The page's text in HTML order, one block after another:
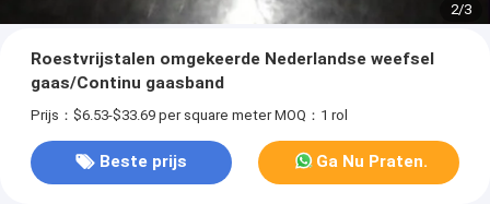
2/3
Roestvrijstalen omgekeerde Nederlandse weefsel
gaas/Continu gaasband
Prijs：$6.53-$33.69 per square meter MOQ：1 rol
Beste prijs Ga Nu Praten.